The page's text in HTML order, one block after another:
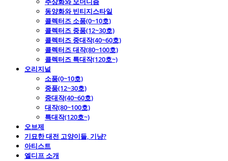
동양화와 빈티지스타일
콜렉터즈 소품(0~10호)
콜렉터즈 중품(12~30호)
콜렉터즈 중대작(40~60호)
콜렉터즈 대작(80~100호)
콜렉터즈 특대작(120호~)
오리지널
소품(0~10호)
중품(12~30호)
중대작(40~60호)
대작(80~100호)
특대작(120호~)
오브제
기묘한 대전 고양이들, 기냥?
아티스트
엘디프 소개